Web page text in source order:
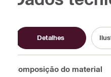
Detalhes
Composição do material